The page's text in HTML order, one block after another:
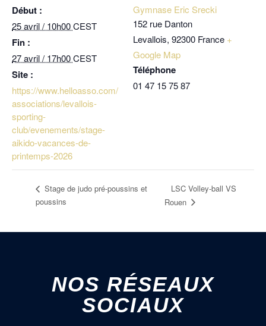
Début :
25 avril / 10h00CEST
Fin :
27 avril / 17h00CEST
Site :
https://www.helloasso.com/
associations/levallois-
sporting-
club/evenements/stage-
aikido-vacances-de-
printemps-2026
Gymnase Eric Srecki
152 rue Danton
Levallois, 92300 France +
Google Map
Téléphone
01 47 15 75 87
Stage de judo pré-poussins et
poussins
LSC Volley-ball VS
Rouen
NOS RÉSEAUX
SOCIAUX